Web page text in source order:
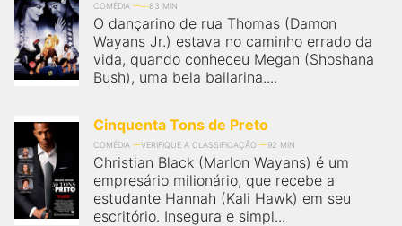
COMÉDIA 83 MIN
O dançarino de rua Thomas (Damon
Wayans Jr.) estava no caminho errado da
vida, quando conheceu Megan (Shoshana
Bush), uma bela bailarina....
Cinquenta Tons de Preto
COMÉDIA VERIFIQUE A CLASSIFICAÇÃO 92 MIN
Christian Black (Marlon Wayans) é um
empresário milionário, que recebe a
estudante Hannah (Kali Hawk) em seu
escritório. Insegura e simpl...